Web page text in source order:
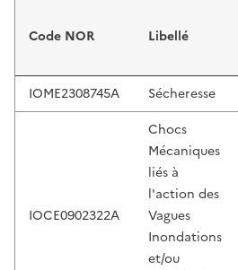
Code NOR Libellé
IOME2308745A
Sécheresse
IOCE0902322A
Chocs
Mécaniques
liés à
l'action des
Vagues
Inondations
et/ou